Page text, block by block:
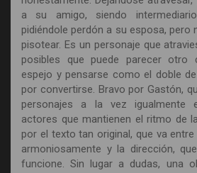
a su amigo, siendo
pidiéndole perdón a su esposa, pero
pisotear. Es un personaje que
posibles que puede parecer otro
espejo y pensarse como el doble
por convertirse. Bravo por Gastón,
personajes a la vez igualmente
actores que mantienen el ritmo de
por el texto tan original, que va
armoniosamente y la dirección,
funcione. Sin lugar a dudas, una